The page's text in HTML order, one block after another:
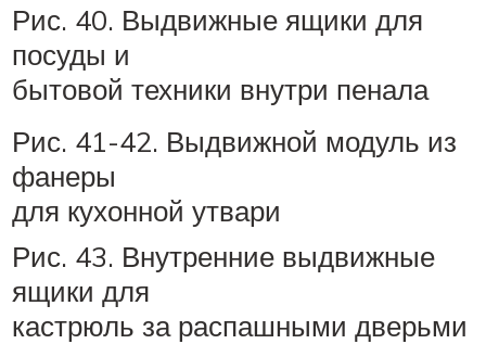
Рис. 40. Выдвижные ящики для
посуды и
бытовой техники внутри пенала
Рис. 41-42. Выдвижной модуль из
фанеры
для кухонной утвари
Рис. 43. Внутренние выдвижные
ящики для
кастрюль за распашными дверьми